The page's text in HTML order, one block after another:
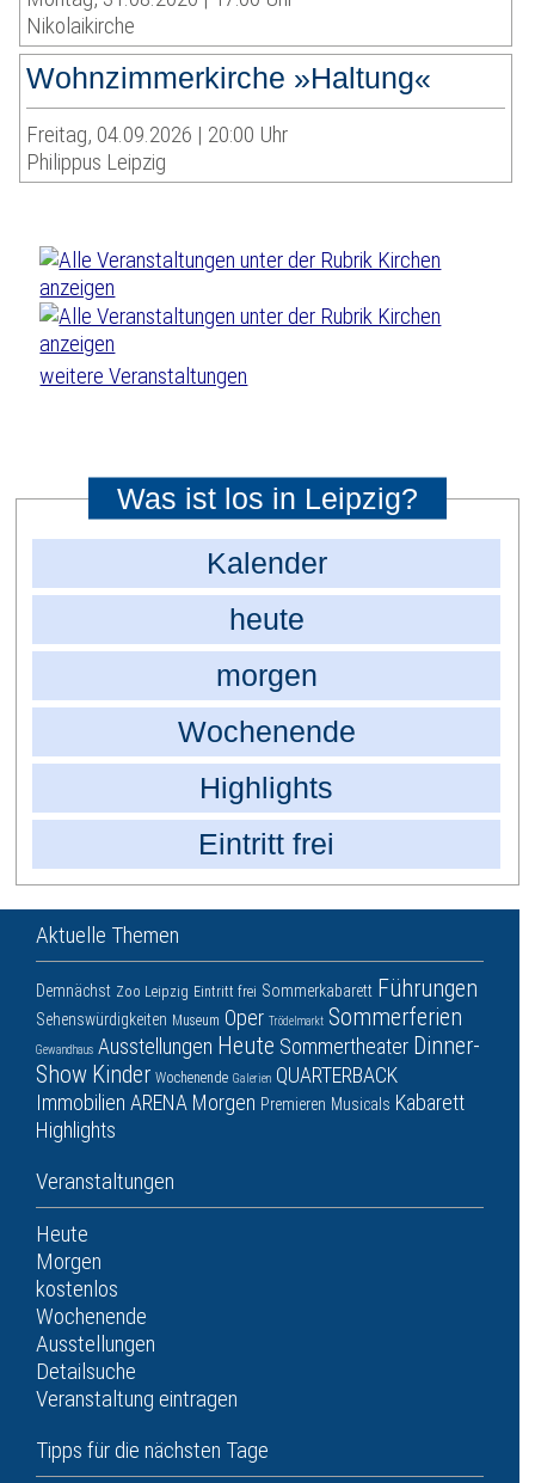
Nikolaikirche
Wohnzimmerkirche »Haltung«
Freitag, 04.09.2026 | 20:00 Uhr
Philippus Leipzig
weitere Veranstaltungen
Was ist los in Leipzig?
Kalender
heute
morgen
Wochenende
Highlights
Eintritt frei
Aktuelle Themen
Demnächst Zoo Leipzig Eintritt frei Sommerkabarett Führungen
Sehenswürdigkeiten Museum Oper Trödelmarkt Sommerferien
Gewandhaus Ausstellungen Heute Sommertheater Dinner-
Show Kinder Wochenende Galerien QUARTERBACK
Immobilien ARENA Morgen Premieren Musicals Kabarett
Highlights
Veranstaltungen
Heute
Morgen
kostenlos
Wochenende
Ausstellungen
Detailsuche
Veranstaltung eintragen
Tipps für die nächsten Tage